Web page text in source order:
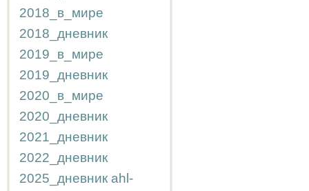
2018_в_мире
2018_дневник
2019_в_мире
2019_дневник
2020_в_мире
2020_дневник
2021_дневник
2022_дневник
2025_дневник ahl-